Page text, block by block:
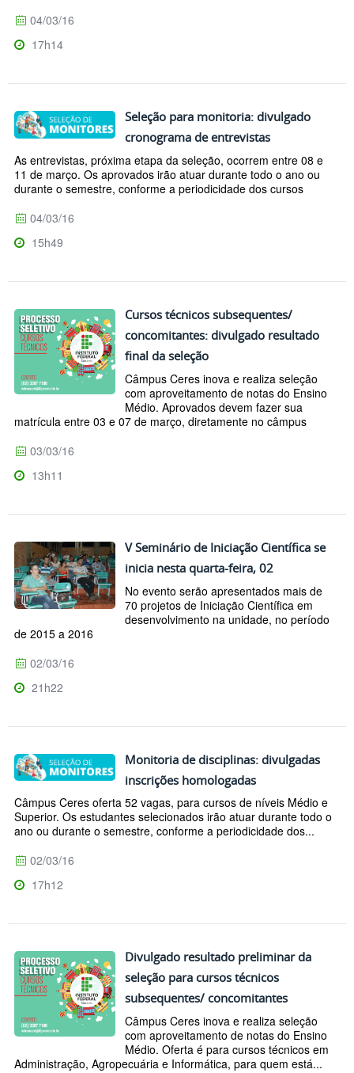
04/03/16
17h14
Seleção para monitoria: divulgado
cronograma de entrevistas
As entrevistas, próxima etapa da seleção, ocorrem entre 08 e
11 de março. Os aprovados irão atuar durante todo o ano ou
durante o semestre, conforme a periodicidade dos cursos
04/03/16
15h49
Cursos técnicos subsequentes/
concomitantes: divulgado resultado
final da seleção
Câmpus Ceres inova e realiza seleção
com aproveitamento de notas do Ensino
Médio. Aprovados devem fazer sua
matrícula entre 03 e 07 de março, diretamente no câmpus
03/03/16
13h11
V Seminário de Iniciação Científica se
inicia nesta quarta-feira, 02
No evento serão apresentados mais de
70 projetos de Iniciação Científica em
desenvolvimento na unidade, no período
de 2015 a 2016
02/03/16
21h22
Monitoria de disciplinas: divulgadas
inscrições homologadas
Câmpus Ceres oferta 52 vagas, para cursos de níveis Médio e
Superior. Os estudantes selecionados irão atuar durante todo o
ano ou durante o semestre, conforme a periodicidade dos...
02/03/16
17h12
Divulgado resultado preliminar da
seleção para cursos técnicos
subsequentes/ concomitantes
Câmpus Ceres inova e realiza seleção
com aproveitamento de notas do Ensino
Médio. Oferta é para cursos técnicos em
Administração, Agropecuária e Informática, para quem está...